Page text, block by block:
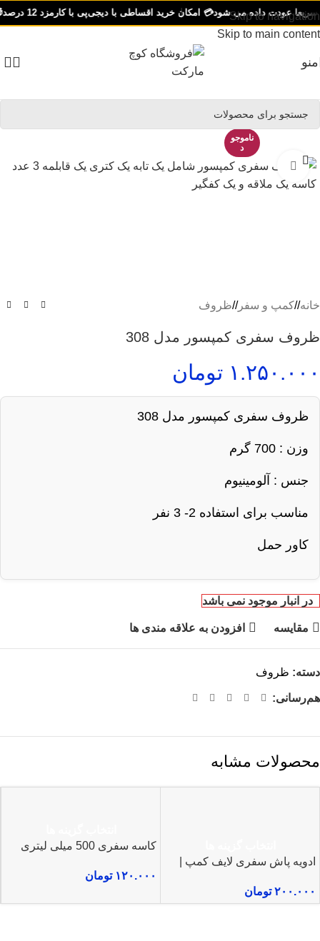
Skip to navigation
Skip to main content
عودت داده می شود💳 امکان خرید اقساطی با دیجی‌پی با کارمزد 12 درصد 🎁
منو
ناموجو
د
برای بزرگنمایی کلیک کنید
خانه/ کمپ و سفر/ ظروف
ظروف سفری کمپسور مدل 308
۱.۲۵۰.۰۰۰ تومان
ظروف سفری کمپسور مدل 308
وزن : 700 گرم
جنس : آلومینیوم
مناسب برای استفاده 2- 3 نفر
کاور حمل
در انبار موجود نمی باشد
مقایسه افزودن به علاقه مندی ها
دسته: ظروف
هم‌رسانی:
محصولات مشابه
ادویه پاش سفری لایف کمپ |
سفر
۲۰۰.۰۰۰ تومان
کاسه سفری 500 میلی لیتری
۱۲۰.۰۰۰ تومان